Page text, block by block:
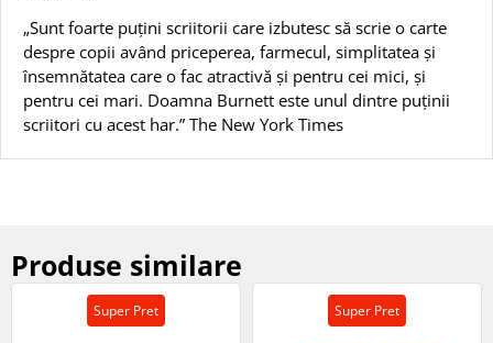
„Sunt foarte puțini scriitorii care izbutesc să scrie o carte
despre copii având priceperea, farmecul, simplitatea și
însemnătatea care o fac atractivă și pentru cei mici, și
pentru cei mari. Doamna Burnett este unul dintre puținii
scriitori cu acest har.” The New York Times
Produse similare
Super Pret Super Pret